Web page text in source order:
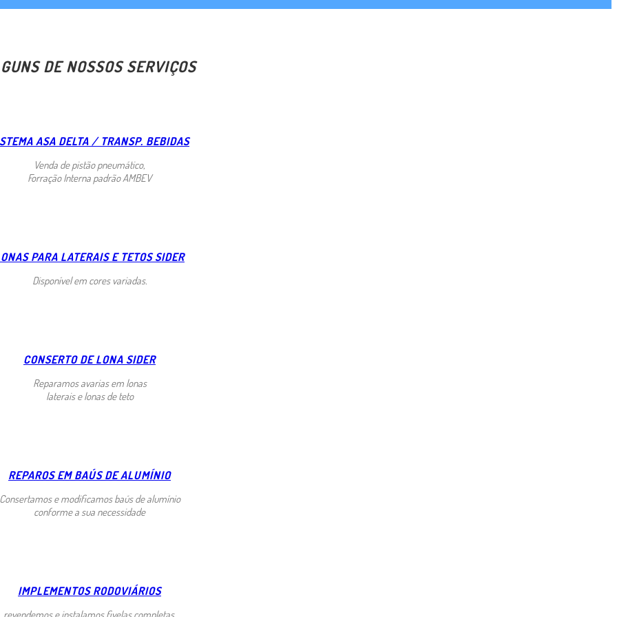
DE NOSSOS SERVIÇOS
ASA DELTA / TRANSP. BEBIDAS
Venda de pistão pneumático,
Forração Interna padrão AMBEV
PARA LATERAIS E TETOS SIDER
Disponível em cores variadas.
CONSERTO DE LONA SIDER
Reparamos avarias em lonas
laterais e lonas de teto
REPAROS EM BAÚS DE ALUMÍNIO
e modificamos baús de alumínio
conforme a sua necessidade
IMPLEMENTOS RODOVIÁRIOS
revendemos e instalamos fivelas completas,